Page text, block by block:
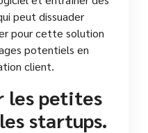
peut dissuader
pour cette solution
potentiels en
client.
les petites
startups.